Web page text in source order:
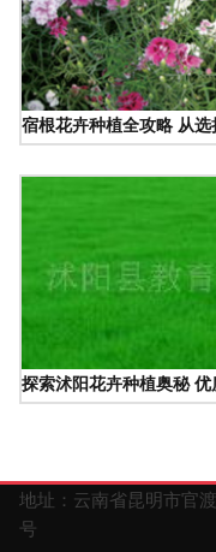
宿根花卉种植全攻略 从
探索沭阳花卉种植奥秘
地址：云南省昆明市官
号